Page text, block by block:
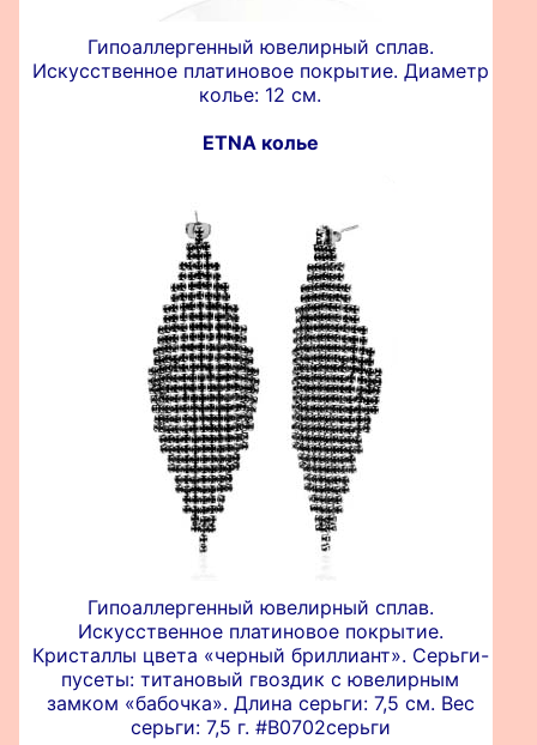
Гипоаллергенный ювелирный сплав.
Искусственное платиновое покрытие. Диаметр
колье: 12 см.
ETNA колье
Гипоаллергенный ювелирный сплав.
Искусственное платиновое покрытие.
Кристаллы цвета «черный бриллиант». Серьги-
пусеты: титановый гвоздик с ювелирным
замком «бабочка». Длина серьги: 7,5 см. Вес
серьги: 7,5 г. #B0702серьги